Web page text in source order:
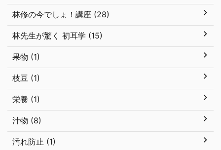
林修の今でしょ！講座 (28)
林先生が驚く 初耳学 (15)
果物 (1)
枝豆 (1)
栄養 (1)
汁物 (8)
汚れ防止 (1)